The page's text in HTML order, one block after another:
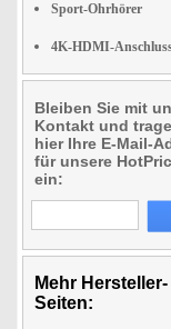
Sport-Ohrhörer
4K-HDMI-
Bleiben Sie mit
Kontakt und
hier Ihre E-Mail-
für unsere
ein:
Mehr Hersteller-
Seiten: